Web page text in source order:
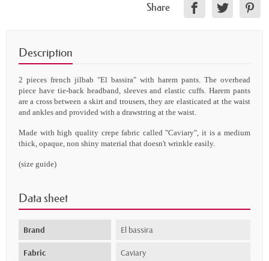
Share
Description
2 pieces french jilbab "El bassira" with harem pants. The overhead
piece have tie-back headband, sleeves and elastic cuffs. Harem pants
are a cross between a skirt and trousers, they are elasticated at the waist
and ankles and provided with a drawstring at the waist.
Made withhigh quality crepe fabric called "Caviary", it is a medium
thick, opaque, non shiny material that doesn't wrinkle easily.
(size guide)
Data sheet
Brand El bassira
Fabric Caviary